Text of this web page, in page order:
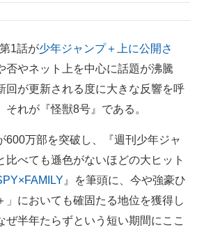
1話が少年ジャンプ＋上に公開さ
否やネット上を中心に話題が沸騰
回が更新される度に大きな反響を呼
それが『怪獣8号』である。
万部を突破し、『週刊少年ジャ
比べても遜色がないほどの大ヒット
』を筆頭に、今や強豪ひ
」においても確固たる地位を獲得し
ぜ半年たらずという短い期間にここ